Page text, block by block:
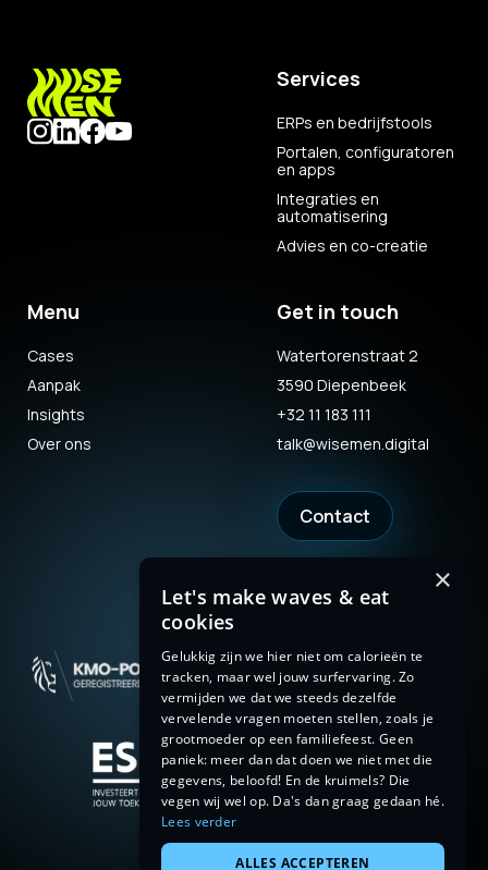
Services
ERPs en bedrijfstools
Portalen, configuratoren
en apps
Integraties en
automatisering
Advies en co-creatie
Menu
Cases
Aanpak
Insights
Over ons
Get in touch
Watertorenstraat 2
3590 Diepenbeek
+32 11 183 111
talk@wisemen.digital
Contact
×
Let's make waves & eat
cookies
Gelukkig zijn we hier niet om calorieën te
tracken, maar wel jouw surfervaring. Zo
vermijden we dat we steeds dezelfde
vervelende vragen moeten stellen, zoals je
grootmoeder op een familiefeest. Geen
paniek: meer dan dat doen we niet met die
gegevens, beloofd! En de kruimels? Die
vegen wij wel op. Da's dan graag gedaan hé.
Lees verder
ALLES ACCEPTEREN